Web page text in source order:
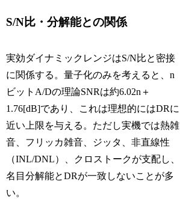
S/N比・分解能との関係
実効ダイナミックレンジはS/N比と密接
に関係する。量子化のみを考えると、n
ビットA/Dの理論SNRは約6.02n＋
1.76[dB]であり、これは理想的にはDRに
近い上限を与える。ただし実機では熱雑
音、フリッカ雑音、ジッタ、非直線性
（INL/DNL）、クロストークが支配し、
名目分解能とDRが一致しないことが多
い。